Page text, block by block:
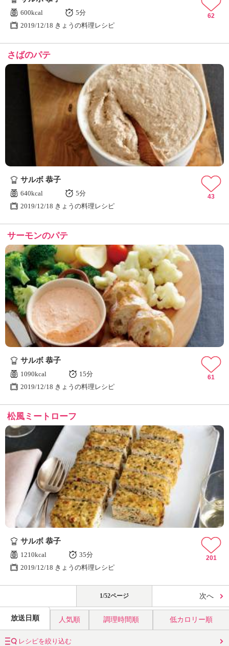
600kcal
5分
2019/12/18 きょうの料理レシピ
62
さばのパテ
サルボ 恭子
640kcal
5分
2019/12/18 きょうの料理レシピ
43
サーモンのパテ
サルボ 恭子
1090kcal
15分
2019/12/18 きょうの料理レシピ
61
松風ミートローフ
サルボ 恭子
1210kcal
35分
2019/12/18 きょうの料理レシピ
201
1/52ページ 次へ
放送日順 人気順 調理時間順 低カロリー順
レシピを絞り込む